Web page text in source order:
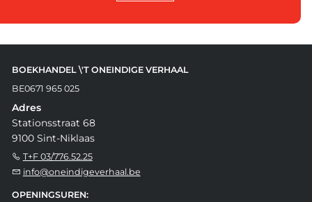
BOEKHANDEL \'T ONEINDIGE VERHAAL
BE0671 965 025
Adres
Stationsstraat 68
9100 Sint-Niklaas
T+F 03/776.52.25
info@oneindigeverhaal.be
OPENINGSUREN: